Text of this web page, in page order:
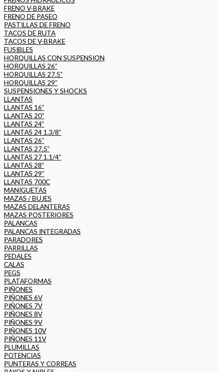
FRENO V-BRAKE
FRENO DE PASEO
PASTILLAS DE FRENO
TACOS DE RUTA
TACOS DE V-BRAKE
FUSIBLES
HORQUILLAS CON SUSPENSION
HORQUILLAS 26”
HORQUILLAS 27.5”
HORQUILLAS 29”
SUSPENSIONES Y SHOCKS
LLANTAS
LLANTAS 16”
LLANTAS 20”
LLANTAS 24”
LLANTAS 24 1.3/8”
LLANTAS 26”
LLANTAS 27.5”
LLANTAS 27 1.1/4”
LLANTAS 28”
LLANTAS 29”
LLANTAS 700C
MANIGUETAS
MAZAS / BUJES
MAZAS DELANTERAS
MAZAS POSTERIORES
PALANCAS
PALANCAS INTEGRADAS
PARADORES
PARRILLAS
PEDALES
CALAS
PEGS
PLATAFORMAS
PIÑONES
PIÑONES 6V
PIÑONES 7V
PIÑONES 8V
PIÑONES 9V
PIÑONES 10V
PIÑONES 11V
PLUMILLAS
POTENCIAS
PUNTERAS Y CORREAS